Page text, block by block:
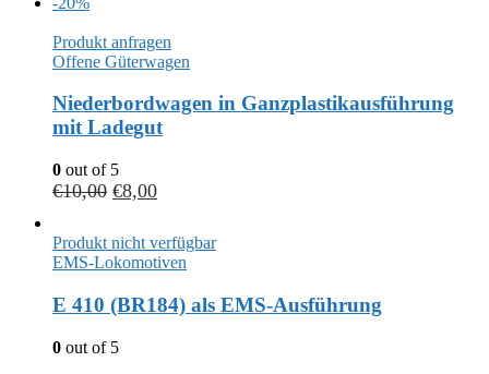
Produkt anfragen
Offene Güterwagen
Niederbordwagen in Ganzplastikausführung
mit Ladegut
0 out of 5
€10,00 €8,00
Produkt nicht verfügbar
EMS-Lokomotiven
E 410 (BR184) als EMS-Ausführung
0 out of 5